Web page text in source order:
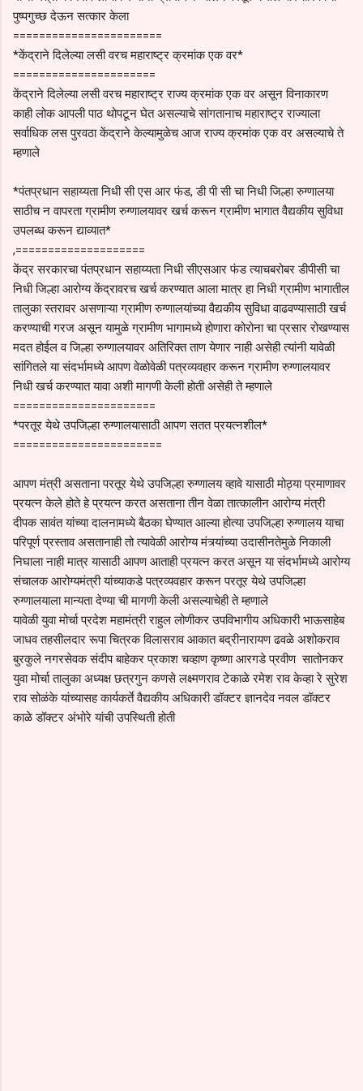
पुष्पगुच्छ देऊन सत्कार केला
=======================
*केंद्राने दिलेल्या लसी वरच महाराष्ट्र क्रमांक एक वर*
======================
केंद्राने दिलेल्या लसी वरच महाराष्ट्र राज्य क्रमांक एक वर असून विनाकारण
काही लोक आपली पाठ थोपटून घेत असल्याचे सांगतानाच महाराष्ट्र राज्याला
सर्वाधिक लस पुरवठा केंद्राने केल्यामुळेच आज राज्य क्रमांक एक वर असल्याचे ते
म्हणाले
*पंतप्रधान सहाय्यता निधी सी एस आर फंड, डी पी सी चा निधी जिल्हा रुग्णालया
साठीच न वापरता ग्रामीण रुग्णालयावर खर्च करून ग्रामीण भागात वैद्यकीय सुविधा
उपलब्ध करून द्याव्यात*
,====================
केंद्र सरकारचा पंतप्रधान सहाय्यता निधी सीएसआर फंड त्याचबरोबर डीपीसी चा
निधी जिल्हा आरोग्य केंद्रावरच खर्च करण्यात आला मात्र हा निधी ग्रामीण भागातील
तालुका स्तरावर असणाऱ्या ग्रामीण रुग्णालयांच्या वैद्यकीय सुविधा वाढवण्यासाठी खर्च
करण्याची गरज असून यामुळे ग्रामीण भागामध्ये होणारा कोरोना चा प्रसार रोखण्यास
मदत होईल व जिल्हा रुग्णालयावर अतिरिक्त ताण येणार नाही असेही त्यांनी यावेळी
सांगितले या संदर्भामध्ये आपण वेळोवेळी पत्रव्यवहार करून ग्रामीण रुग्णालयावर
निधी खर्च करण्यात यावा अशी मागणी केली होती असेही ते म्हणाले
======================
*परतूर येथे उपजिल्हा रुग्णालयासाठी आपण सतत प्रयत्नशील*
=======================
आपण मंत्री असताना परतूर येथे उपजिल्हा रुग्णालय व्हावे यासाठी मोठ्या प्रमाणावर
प्रयत्न केले होते हे प्रयत्न करत असताना तीन वेळा तात्कालीन आरोग्य मंत्री
दीपक सावंत यांच्या दालनामध्ये बैठका घेण्यात आल्या होत्या उपजिल्हा रुग्णालय याचा
परिपूर्ण प्रस्ताव असतानाही तो त्यावेळी आरोग्य मंत्र्यांच्या उदासीनतेमुळे निकाली
निघाला नाही मात्र यासाठी आपण आताही प्रयत्न करत असून या संदर्भामध्ये आरोग्य
संचालक आरोग्यमंत्री यांच्याकडे पत्रव्यवहार करून परतूर येथे उपजिल्हा
रुग्णालयाला मान्यता देण्या ची मागणी केली असल्याचेही ते म्हणाले
यावेळी युवा मोर्चा प्रदेश महामंत्री राहुल लोणीकर उपविभागीय अधिकारी भाऊसाहेब
जाधव तहसीलदार रूपा चित्रक विलासराव आकात बद्रीनारायण ढवळे अशोकराव
बुरकुले नगरसेवक संदीप बाहेकर प्रकाश चव्हाण कृष्णा आरगडे प्रवीण सातोनकर
युवा मोर्चा तालुका अध्यक्ष छत्रगुन कणसे लक्ष्मणराव टेकाळे रमेश राव केव्हा रे सुरेश
राव सोळंके यांच्यासह कार्यकर्ते वैद्यकीय अधिकारी डॉक्टर ज्ञानदेव नवल डॉक्टर
काळे डॉक्टर अंभोरे यांची उपस्थिती होती